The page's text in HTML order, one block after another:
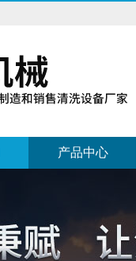
产品中心